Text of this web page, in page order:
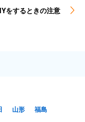
をするときの注意
山形
福島